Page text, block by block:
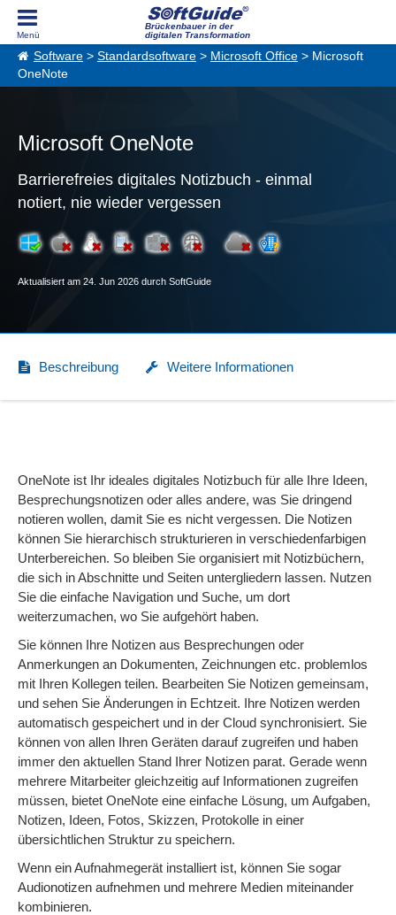
Brückenbauer in der
digitalen Transformation
Software > Standardsoftware > Microsoft Office > Microsoft
OneNote
Microsoft OneNote
Barrierefreies digitales Notizbuch - einmal
notiert, nie wieder vergessen
Aktualisiert am 24. Jun 2026 durch SoftGuide
Beschreibung Weitere Informationen
OneNote ist Ihr ideales digitales Notizbuch für alle Ihre Ideen,
Besprechungsnotizen oder alles andere, was Sie dringend
notieren wollen, damit Sie es nicht vergessen. Die Notizen
können Sie hierarchisch strukturieren in verschiedenfarbigen
Unterbereichen. So bleiben Sie organisiert mit Notizbüchern,
die sich in Abschnitte und Seiten untergliedern lassen. Nutzen
Sie die einfache Navigation und Suche, um dort
weiterzumachen, wo Sie aufgehört haben.
Sie können Ihre Notizen aus Besprechungen oder
Anmerkungen an Dokumenten, Zeichnungen etc. problemlos
mit Ihren Kollegen teilen. Bearbeiten Sie Notizen gemeinsam,
und sehen Sie Änderungen in Echtzeit. Ihre Notizen werden
automatisch gespeichert und in der Cloud synchronisiert. Sie
können von allen Ihren Geräten darauf zugreifen und haben
immer den aktuellen Stand Ihrer Notizen parat. Gerade wenn
mehrere Mitarbeiter gleichzeitig auf Informationen zugreifen
müssen, bietet OneNote eine einfache Lösung, um Aufgaben,
Notizen, Ideen, Fotos, Skizzen, Protokolle in einer
übersichtlichen Struktur zu speichern.
Wenn ein Aufnahmegerät installiert ist, können Sie sogar
Audionotizen aufnehmen und mehrere Medien miteinander
kombinieren.